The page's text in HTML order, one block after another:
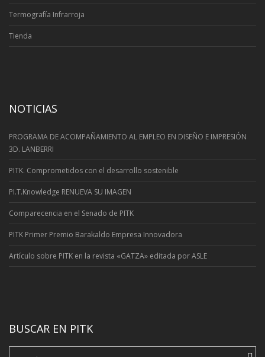
Termografía Infrarroja
Tienda
NOTICIAS
PROGRAMA DE ACOMPAÑAMIENTO AL EMPLEO EN DISEÑO E IMPRESIÓN
3D. LANBERRI
PITK. Comprometidos con el desarrollo sostenible
PI.T.Knowledge RENUEVA SU IMAGEN
Comparecencia en el Senado de PITK
PITK Primer Premio Barakaldo Empresa Innovadora
Artí­culo sobre PITK en la revista «GATZA» editada por ASLE
BUSCAR EN PITK